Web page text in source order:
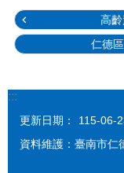
高齡
仁德
:::
更新日期：
115-06-
資料維護：臺南市仁